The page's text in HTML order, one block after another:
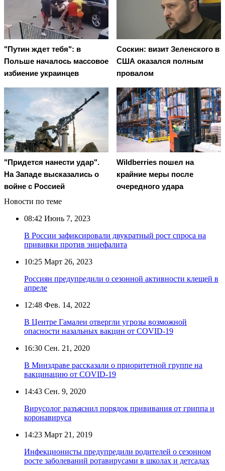
"Путин ждет тебя": в
Польше началось массовое
избиение украинцев
Соскин: визит Зеленского в
США оказался полным
провалом
"Придется нанести удар".
На Западе высказались о
войне с Россией
Wildberries пошел на
крайние меры после
очередного удара
Новости по теме
08:42 Июнь 7, 2023
В России зафиксировали двукратный рост спроса на
прививки против энцефалита
10:25 Март 26, 2023
Россиян предупредили о сезонной активности клещей в
апреле
12:48 Фев. 14, 2022
В Центре Гамалеи отвергли угрозы возможной
опасности назальных вакцин от COVID-19
16:30 Сен. 21, 2020
В Минздраве рассказали о приоритетной группе на
вакцинацию от COVID-19
14:43 Сен. 9, 2020
Вирусолог разъяснил порядок прививания от гриппа и
коронавируса
14:23 Март 21, 2019
Инфекционисты предупредили родителей о сезонном
росте заболеваний ротавирусами в школах и детсадах